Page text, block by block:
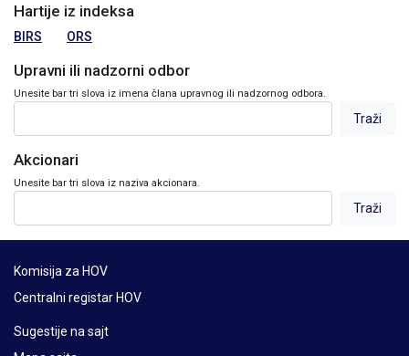
Hartije iz indeksa
BIRS ORS
Upravni ili nadzorni odbor
Unesite bar tri slova iz imena člana upravnog ili nadzornog odbora.
Akcionari
Unesite bar tri slova iz naziva akcionara.
Komisija za HOV
Centralni registar HOV
Sugestije na sajt